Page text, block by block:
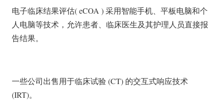
电子临床结果评估( eCOA ) 采用智能手机、平板电脑和个
人电脑等技术，允许患者、临床医生及其护理人员直接报
告结果。
一些公司出售用于临床试验 (CT) 的交互式响应技术
(IRT)。